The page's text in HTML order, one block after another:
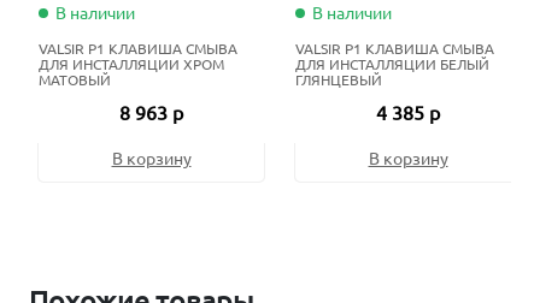
В наличии
VALSIR P1 КЛАВИША СМЫВА
ДЛЯ ИНСТАЛЛЯЦИИ ХРОМ
МАТОВЫЙ
8 963 р
В корзину
В наличии
VALSIR P1 КЛАВИША СМЫВА
ДЛЯ ИНСТАЛЛЯЦИИ БЕЛЫЙ
ГЛЯНЦЕВЫЙ
4 385 р
В корзину